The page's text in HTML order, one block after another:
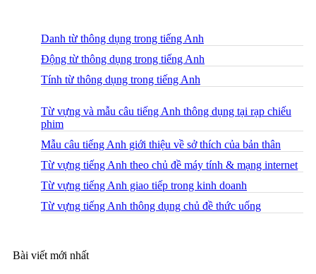
Danh từ thông dụng trong tiếng Anh
Động từ thông dụng trong tiếng Anh
Tính từ thông dụng trong tiếng Anh
Từ vựng và mẫu câu tiếng Anh thông dụng tại rạp chiếu
phim
Mẫu câu tiếng Anh giới thiệu về sở thích của bản thân
Từ vựng tiếng Anh theo chủ đề máy tính & mạng internet
Từ vựng tiếng Anh giao tiếp trong kinh doanh
Từ vựng tiếng Anh thông dụng chủ đề thức uống
Bài viết mới nhất